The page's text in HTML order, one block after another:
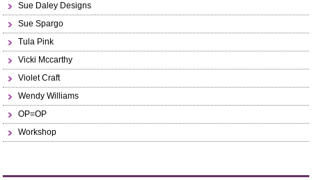
Sue Daley Designs
Sue Spargo
Tula Pink
Vicki Mccarthy
Violet Craft
Wendy Williams
OP=OP
Workshop